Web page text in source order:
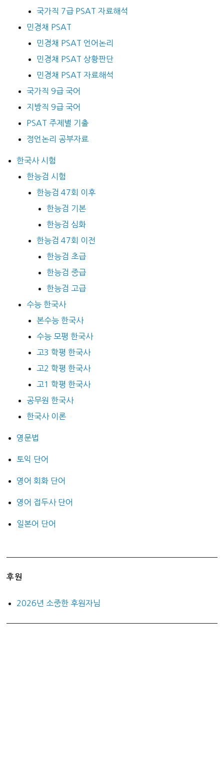
국가직 7급 PSAT 자료해석
민경채 PSAT
민경채 PSAT 언어논리
민경채 PSAT 상황판단
민경채 PSAT 자료해석
국가직 9급 국어
지방직 9급 국어
PSAT 주제별 기출
정언논리 공부자료
한국사 시험
한능검 시험
한능검 47회 이후
한능검 기본
한능검 심화
한능검 47회 이전
한능검 초급
한능검 중급
한능검 고급
수능 한국사
본수능 한국사
수능 모평 한국사
고3 학평 한국사
고2 학평 한국사
고1 학평 한국사
공무원 한국사
한국사 이론
영문법
토익 단어
영어 회화 단어
영어 접두사 단어
일본어 단어
후원
2026년 소중한 후원자님